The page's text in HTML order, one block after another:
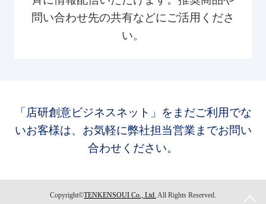
問い合わせ先の共有などにご活用くださ
い。
「店研創意ビジネスネット」をまだご利用でな
いお客様は、お気軽に弊社担当営業までお問い
合わせください。
Copyright©TENKENSOUI Co., Ltd. All Rights Reserved.